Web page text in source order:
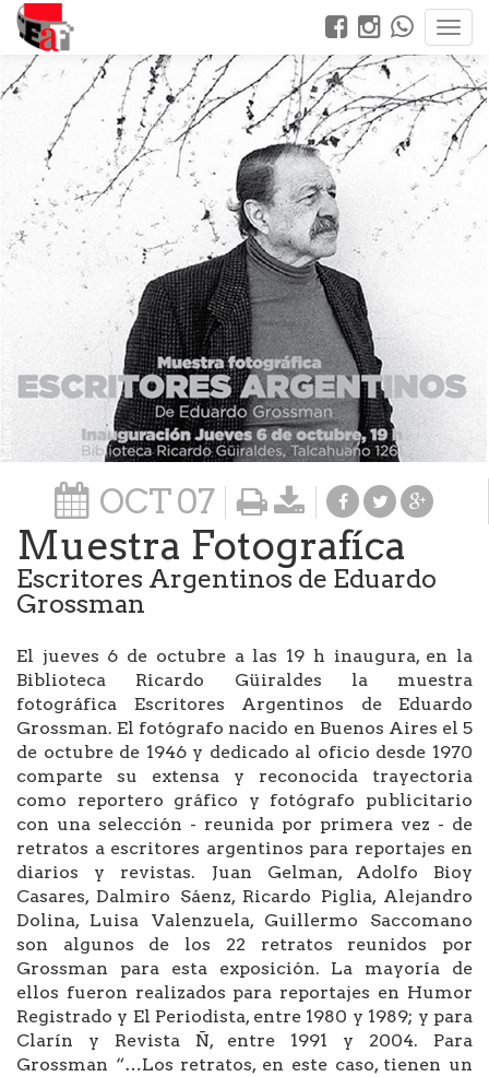
Eduardo Grossman
OCT07
Muestra Fotografíca
Escritores Argentinos de Eduardo
Grossman
El jueves 6 de octubre a las 19 h inaugura, en la
Biblioteca Ricardo Güiraldes la muestra
fotográfica Escritores Argentinos de Eduardo
Grossman. El fotógrafo nacido en Buenos Aires el 5
de octubre de 1946 y dedicado al oficio desde 1970
comparte su extensa y reconocida trayectoria
como reportero gráfico y fotógrafo publicitario
con una selección - reunida por primera vez - de
retratos a escritores argentinos para reportajes en
diarios y revistas. Juan Gelman, Adolfo Bioy
Casares, Dalmiro Sáenz, Ricardo Piglia, Alejandro
Dolina, Luisa Valenzuela, Guillermo Saccomano
son algunos de los 22 retratos reunidos por
Grossman para esta exposición. La mayoría de
ellos fueron realizados para reportajes en Humor
Registrado y El Periodista, entre 1980 y 1989; y para
Clarín y Revista Ñ, entre 1991 y 2004. Para
Grossman “…Los retratos, en este caso, tienen un